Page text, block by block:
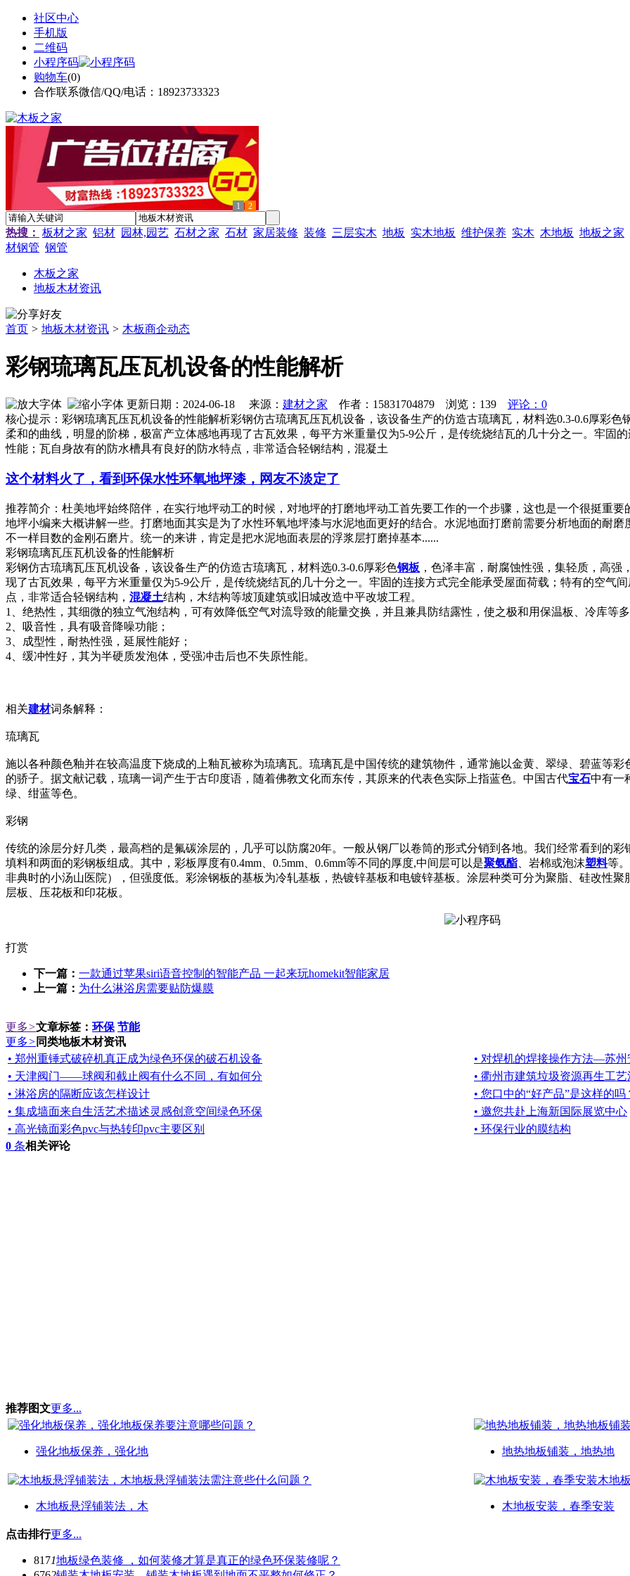
社区中心
手机版
二维码
小程序码
购物车(0)
合作联系微信/QQ/电话：18923733323
1 2
热搜： 板材之家 铝材 园林,园艺 石材之家 石材 家居装修 装修 三层实木 地板 实木地板 维护保养 实木 木地板 地板之家
材钢管 钢管
木板之家
地板木材资讯
首页 > 地板木材资讯 > 木板商企动态
彩钢琉璃瓦压瓦机设备的性能解析
更新日期：2024-06-18 来源： 建材之家 作者：15831704879 浏览： 139
评论：0
核心提示：彩钢琉璃瓦压瓦机设备的性能解析彩钢仿古琉璃瓦压瓦机设备，该设备生产的仿造古琉璃瓦，材料选0.3-0.6厚彩
柔和的曲线，明显的阶梯，极富产立体感地再现了古瓦效果，每平方米重量仅为5-9公斤，是传统烧结瓦的几十分之一。牢固
性能；瓦自身故有的防水槽具有良好的防水特点，非常适合轻钢结构，混凝土
这个材料火了，看到环保水性环氧地坪漆，网友不淡定了
推荐简介：杜美地坪始终陪伴，在实行地坪动工的时候，对地坪的打磨地坪动工首先要工作的一个步骤，这也是一个很挺重
地坪小编来大概讲解一些。打磨地面其实是为了水性环氧地坪漆与水泥地面更好的结合。水泥地面打磨前需要分析地面的耐
不一样目数的金刚石磨片。统一的来讲，肯定是把水泥地面表层的浮浆层打磨掉基本......
彩钢琉璃瓦压瓦机设备的性能解析
彩钢仿古琉璃瓦压瓦机设备，该设备生产的仿造古琉璃瓦，材料选0.3-0.6厚彩色钢板 ，色泽丰富，耐腐蚀性强，集轻质，高
现了古瓦效果，每平方米重量仅为5-9公斤，是传统烧结瓦的几十分之一。牢固的连接方式完全能承受屋面荷载；特有的空气
点，非常适合轻钢结构， 混凝土结构，木结构等坡顶建筑或旧城改造中平改坡工程。
1、绝热性，其细微的独立气泡结构，可有效降低空气对流导致的能量交换，并且兼具防结露性，使之极和用保温板、冷库等
2、吸音性，具有吸音降噪功能；
3、成型性，耐热性强，延展性能好；
4、缓冲性好，其为半硬质发泡体，受强冲击后也不失原性能。
相关建材词条解释：
琉璃瓦
施以各种颜色釉并在较高温度下烧成的上釉瓦被称为琉璃瓦。琉璃瓦是中国传统的建筑物件，通常施以金黄、翠绿、碧蓝等
的骄子。据文献记载，琉璃一词产生于古印度语，随着佛教文化而东传，其原来的代表色实际上指蓝色。中国古代宝石中有一
绿、绀蓝等色。
彩钢
传统的涂层分好几类，最高档的是氟碳涂层的，几乎可以防腐20年。一般从钢厂以卷筒的形式分销到各地。我们经常看到的彩
填料和两面的彩钢板组成。其中，彩板厚度有0.4mm、0.5mm、0.6mm等不同的厚度,中间层可以是聚氨酯 、岩棉或泡沫塑料等
非典时的小汤山医院），但强度低。彩涂钢板的基板为冷轧基板，热镀锌基板和电镀锌基板。涂层种类可分为聚脂、硅改性
层板、压花板和印花板。
打赏
下一篇： 一款通过苹果siri语音控制的智能产品 一起来玩homekit智能家居
上一篇： 为什么淋浴房需要贴防爆膜
更多>文章标签： 环保 节能
更多> 同类地板木材资讯
• 郑州重锤式破碎机真正成为绿色环保的破石机设备
• 对焊机的焊接操作方法—苏州
• 天津阀门——球阀和截止阀有什么不同，有如何分
• 衢州市建筑垃圾资源再生工
• 淋浴房的隔断应该怎样设计
• 您口中的“好产品”是这样的吗
• 集成墙面来自生活艺术描述灵感创意空间绿色环保
• 邀您共赴上海新国际展览中心
• 高光镜面彩色pvc与热转印pvc主要区别
• 环保行业的膜结构
0 条相关评论
推荐图文更多...
强化地板保养，强化地 地热地板铺装，地热地
木地板悬浮铺装法，木 木地板安装，春季安装
点击排行更多...
8171地板绿色装修 ，如何装修才算是真正的绿色环保装修呢？